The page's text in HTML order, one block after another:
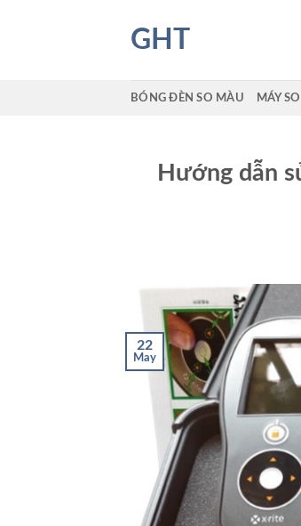
GHT
BÓNG ĐÈN SO MÀU MÁY
Hướng dẫn
22
May